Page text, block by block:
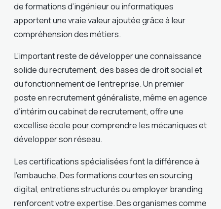
de formations d’ingénieur ou informatiques
apportent une vraie valeur ajoutée grâce à leur
compréhension des métiers.
L’important reste de développer une connaissance
solide du recrutement, des bases de droit social et
du fonctionnement de l’entreprise. Un premier
poste en recrutement généraliste, même en agence
d’intérim ou cabinet de recrutement, offre une
excellise école pour comprendre les mécaniques et
développer son réseau.
Les certifications spécialisées font la différence à
l’embauche. Des formations courtes en sourcing
digital, entretiens structurés ou employer branding
renforcent votre expertise. Des organismes comme